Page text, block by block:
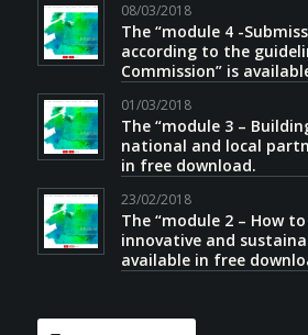
08/03/2018
The “module 4 -
according to the
Commission” is
01/03/2018
The “module 3 –
national and local
in free download.
23/02/2018
The “module 2 – How
innovative and
available in free